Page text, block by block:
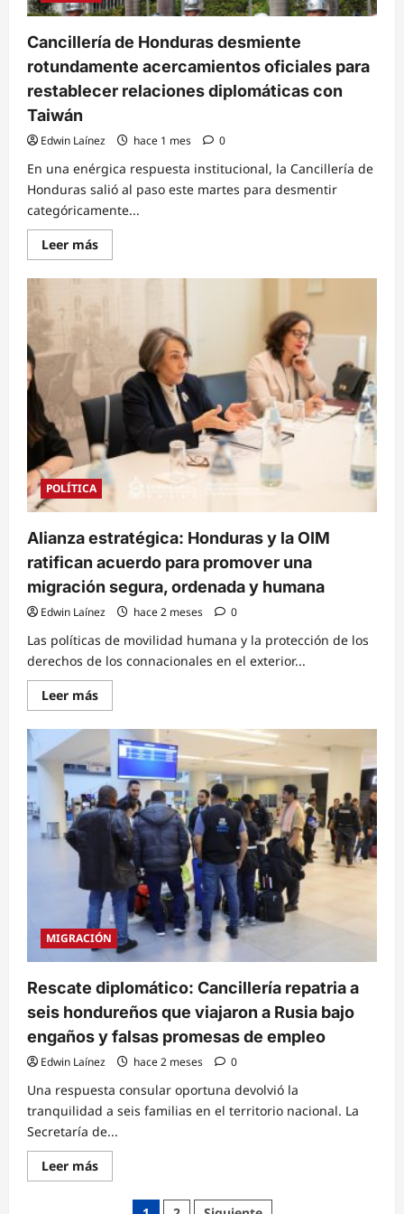
Corea
Cancillería de Honduras desmiente
rotundamente acercamientos oficiales para
restablecer relaciones diplomáticas con
Taiwán
Edwin Laínez hace 1 mes 0
En una enérgica respuesta institucional, la Cancillería de
Honduras salió al paso este martes para desmentir
categóricamente...
Leer másRead
more
Cancillería
Honduras
desmiente
rotundamente
acercamientos
oficiales
para
restablecer
relaciones
diplomáticas
con
Taiwán
POLÍTICA
Alianza estratégica: Honduras y la OIM
ratifican acuerdo para promover una
migración segura, ordenada y humana
Edwin Laínez hace 2 meses 0
Las políticas de movilidad humana y la protección de los
derechos de los connacionales en el exterior...
Leer másRead
more
Alianza
estratégica:
Honduras
y
la
OIM
ratifican
acuerdo
para
promover
migración
segura,
ordenada
y
humana
MIGRACIÓN
Rescate diplomático: Cancillería repatria a
seis hondureños que viajaron a Rusia bajo
engaños y falsas promesas de empleo
Edwin Laínez hace 2 meses 0
Una respuesta consular oportuna devolvió la
tranquilidad a seis familias en el territorio nacional. La
Secretaría de...
Leer másRead
more
Rescate